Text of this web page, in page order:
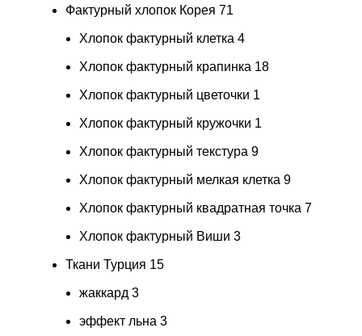
Фактурный хлопок Корея 71
Хлопок фактурный клетка 4
Хлопок фактурный крапинка 18
Хлопок фактурный цветочки 1
Хлопок фактурный кружочки 1
Хлопок фактурный текстура 9
Хлопок фактурный мелкая клетка 9
Хлопок фактурный квадратная точка 7
Хлопок фактурный Виши 3
Ткани Турция 15
жаккард 3
эффект льна 3